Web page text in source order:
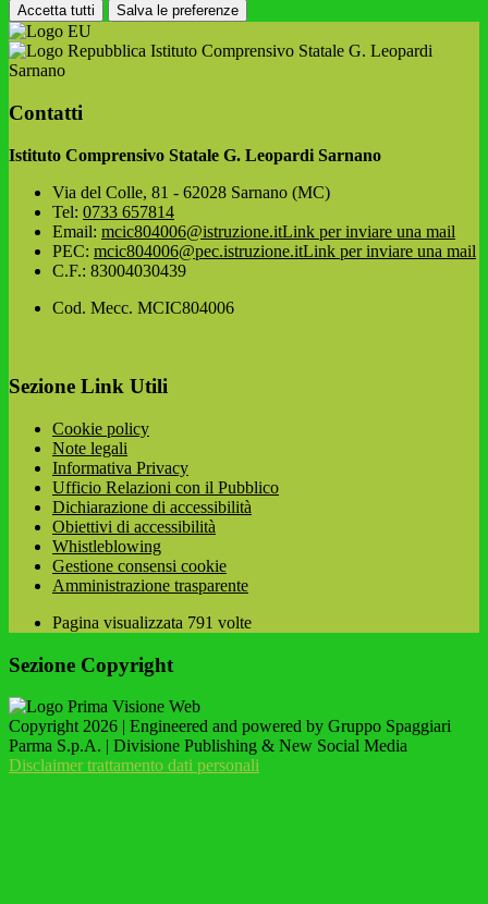
Accetta tutti Salva le preferenze
Istituto Comprensivo Statale G. Leopardi
Sarnano
Contatti
Istituto Comprensivo Statale G. Leopardi Sarnano
Via del Colle, 81 - 62028 Sarnano (MC)
Tel: 0733 657814
Email: mcic804006@istruzione.itLink per inviare una mail
PEC: mcic804006@pec.istruzione.itLink per inviare una mail
C.F.: 83004030439
Cod. Mecc. MCIC804006
Sezione Link Utili
Cookie policy
Note legali
Informativa Privacy
Ufficio Relazioni con il Pubblico
Dichiarazione di accessibilità
Obiettivi di accessibilità
Whistleblowing
Gestione consensi cookie
Amministrazione trasparente
Pagina visualizzata 791 volte
Sezione Copyright
Copyright 2026 | Engineered and powered by Gruppo Spaggiari
Parma S.p.A. | Divisione Publishing & New Social Media
Disclaimer trattamento dati personali